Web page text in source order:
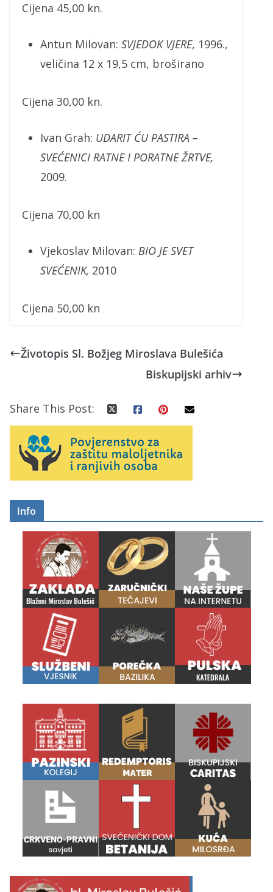
Cijena 45,00 kn.
Antun Milovan: SVJEDOK VJERE, 1996.,
veličina 12 x 19,5 cm, broširano
Cijena 30,00 kn.
Ivan Grah: UDARIT ĆU PASTIRA –
SVEĆENICI RATNE I PORATNE ŽRTVE,
2009.
Cijena 70,00 kn
Vjekoslav Milovan: BIO JE SVET
SVEĆENIK, 2010
Cijena 50,00 kn
Životopis Sl. Božjeg Miroslava Bulešića
Biskupijski arhiv
Share This Post:
Info